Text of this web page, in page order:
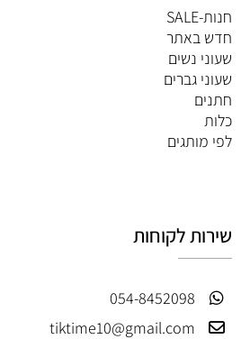
חנות-SALE
חדש באתר
שעוני נשים
שעוני גברים
חתנים
כלות
לפי מותגים
שירות לקוחות
054-8452098
tiktime10@gmail.com